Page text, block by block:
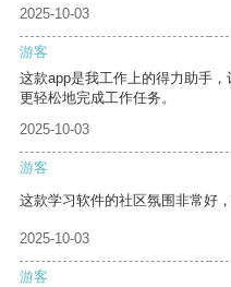
2025-10-03
游客
这款app是我工作上的得力助手
更轻松地完成工作任务。
2025-10-03
游客
这款学习软件的社区氛围非常好
2025-10-03
游客